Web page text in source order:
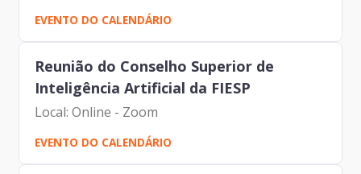
EVENTO DO CALENDÁRIO
Reunião do Conselho Superior de
Inteligência Artificial da FIESP
Local: Online - Zoom
EVENTO DO CALENDÁRIO